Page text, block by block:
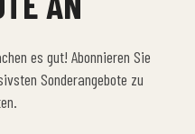
es gut! Abonnieren Sie
Sonderangebote zu